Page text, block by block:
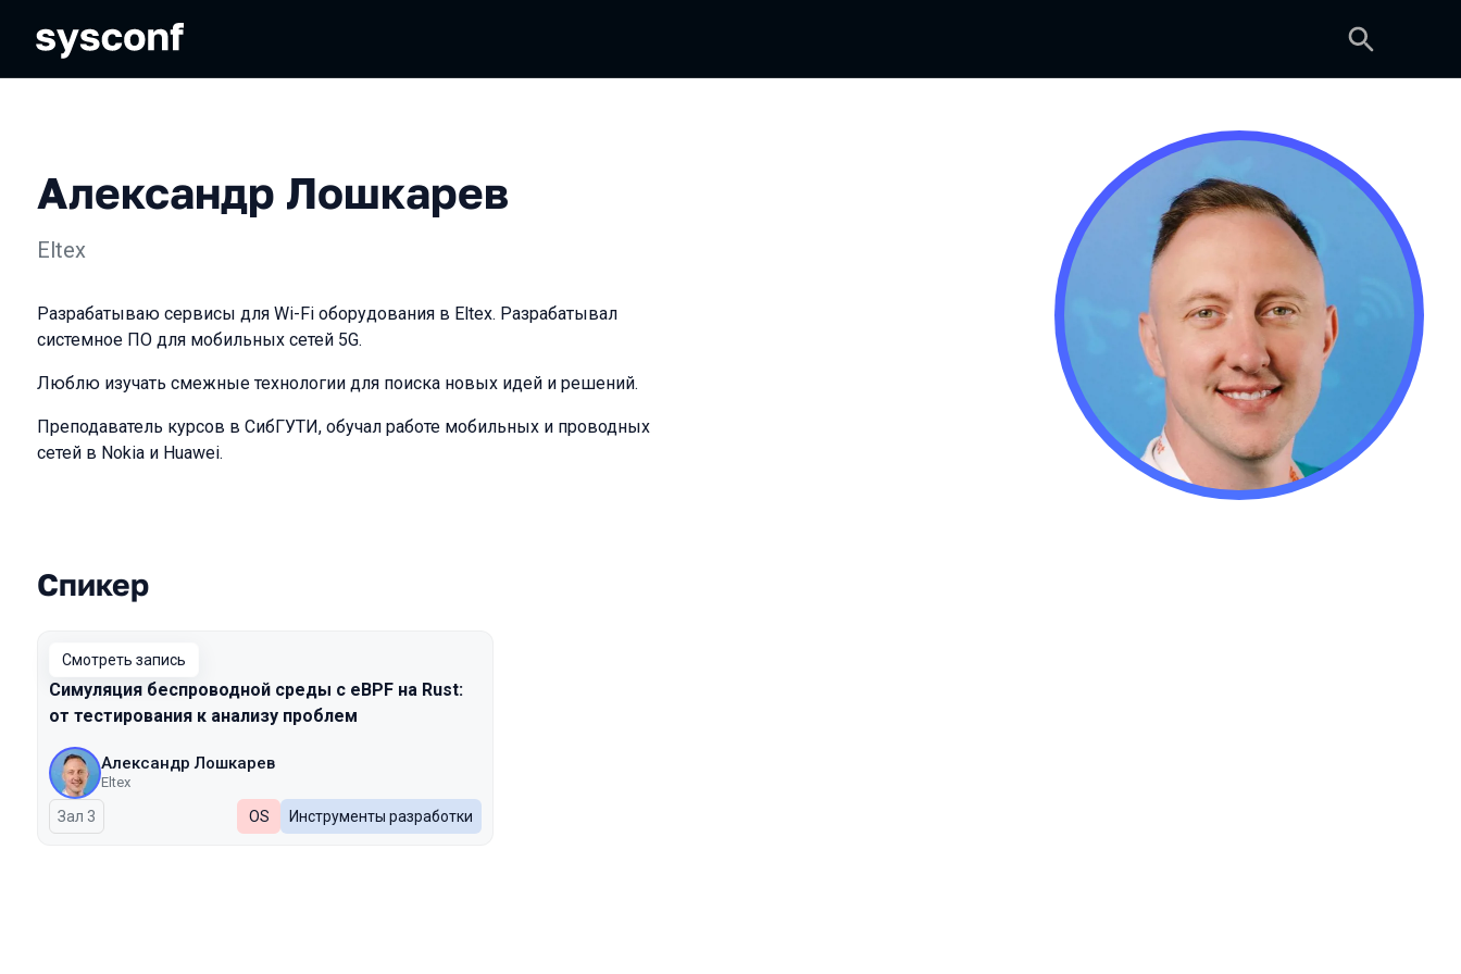
Александр Лошкарев
Eltex
Разрабатываю сервисы для Wi-Fi оборудования в Eltex. Разрабатывал
системное ПО для мобильных сетей 5G.
Люблю изучать смежные технологии для поиска новых идей и решений.
Преподаватель курсов в СибГУТИ, обучал работе мобильных и проводных
сетей в Nokia и Huawei.
Выступления в сезоне 2025
Спикер
Смотреть запись
Симуляция беспроводной среды с eBPF на Rust:
от тестирования к анализу проблем
Александр Лошкарев
Eltex
Зал 3 OS Инструменты разработки